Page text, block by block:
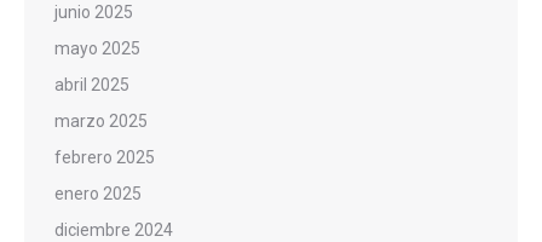
junio 2025
mayo 2025
abril 2025
marzo 2025
febrero 2025
enero 2025
diciembre 2024